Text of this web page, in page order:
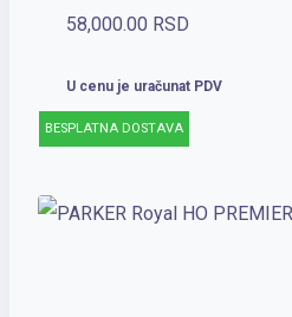
BESPLATNA DOSTAVA
58,000.00 RSD
U cenu je uračunat PDV